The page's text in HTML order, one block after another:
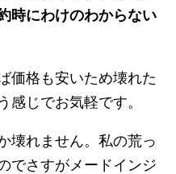
時にわけのわからない
価格も安いため壊れた
感じでお気軽です。
壊れません。私の荒っ
でさすがメードインジ